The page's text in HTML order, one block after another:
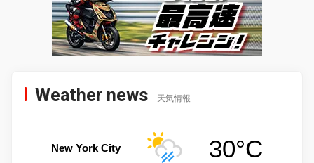
Weather news 天気情報
New York City 30°C